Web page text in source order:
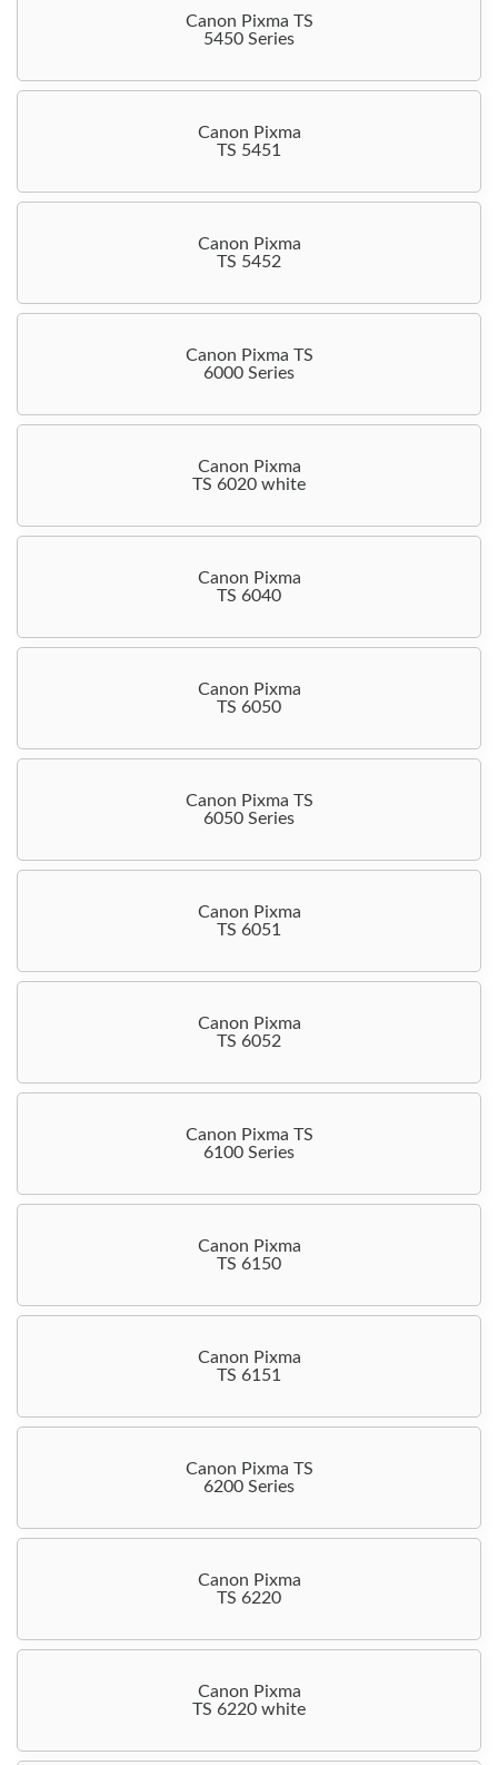
Canon Pixma TS
5450 Series
Canon Pixma
TS 5451
Canon Pixma
TS 5452
Canon Pixma TS
6000 Series
Canon Pixma
TS 6020 white
Canon Pixma
TS 6040
Canon Pixma
TS 6050
Canon Pixma TS
6050 Series
Canon Pixma
TS 6051
Canon Pixma
TS 6052
Canon Pixma TS
6100 Series
Canon Pixma
TS 6150
Canon Pixma
TS 6151
Canon Pixma TS
6200 Series
Canon Pixma
TS 6220
Canon Pixma
TS 6220 white